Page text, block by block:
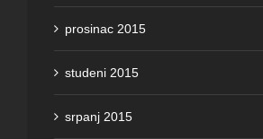
prosinac 2015
studeni 2015
srpanj 2015